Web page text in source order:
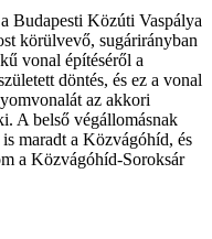
Budapesti Közúti Vaspálya
körülvevő, sugárirányban
vonal építéséről a
döntés, és ez a vonal
az akkori
A belső végállomásnak
maradt a Közvágóhíd, és
a Közvágóhíd-Soroksár